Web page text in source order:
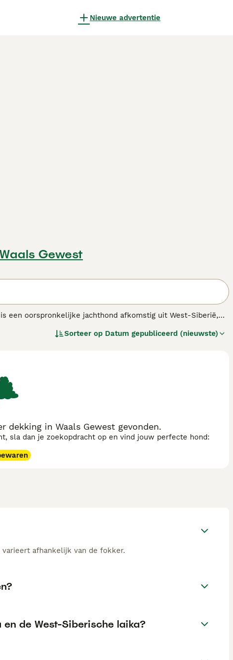
Nieuwe advertentie
Gewest
een oorspronkelijke jachthond afkomstig uit West-Siberië,
West Siberische Laikaheeft een middelgroot postuur met een
Vanwege zijn hoge energie en behoefte aan mentale en
eigenaren die ruimte en tijd hebben voor activiteiten
en minder geschikt als huishond. Zoektermen zoals 'west
benadrukken dat deze hond een speciale, krachtige
Sorteer op Datum gepubliceerd (nieuwste)
dekking in Waals Gewest gevonden.
sla dan je zoekopdracht op en vind jouw perfecte hond:
varieert afhankelijk van de fokker.
de West-Siberische laika?